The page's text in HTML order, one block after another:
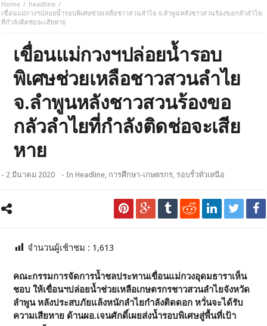
Home
headline
เขื่อนแม่กวงฯปล่อยน้ำรอบพิเศษช่วยเหลือชาวสวนลำไย จ.ลำพูนหลังชาวสวนร้องขอกลัวลำไย
ที่กำลังติดช่อจะเสียหาย
เขื่อนแม่กวงฯปล่อยน้ำรอบ
พิเศษช่วยเหลือชาวสวนลำไย
จ.ลำพูนหลังชาวสวนร้องขอ
กลัวลำไยที่กำลังติดช่อจะเสีย
หาย
- 2 มีนาคม 2020 - InHeadline, การศึกษา-เกษตรกร, รอบรั้วทั่วเหนือ
จำนวนผู้เช้าชม : 1,613
คณะกรรมการจัดการน้ำชลประทานเขื่อนแม่กวงอุดมธาราเห็น
ชอบ ให้เขื่อนฯปล่อยน้ำช่วยเหลือเกษตรกรชาวสวนลำไยจังหวัด
ลำพูน หลังประสบภัยแล้งหนักลำไยกำลังติดดอก หวั่นจะได้รับ
ความเสียหาย ด้านผอ.เจนศักดิ์เผยส่งน้ำรอบพิเศษสู่พื้นที่เป้า